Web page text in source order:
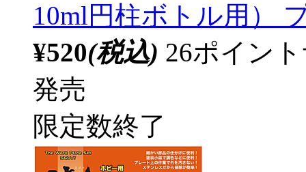
10ml円柱ボトル用）
¥520(税込) 26ポイン
発売
限定数終了